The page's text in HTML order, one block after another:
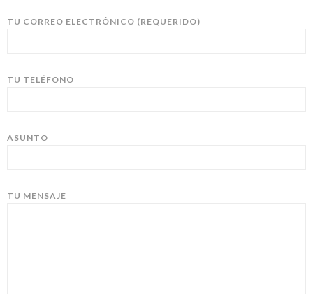
TU CORREO ELECTRÓNICO (REQUERIDO)
TU TELÉFONO
ASUNTO
TU MENSAJE